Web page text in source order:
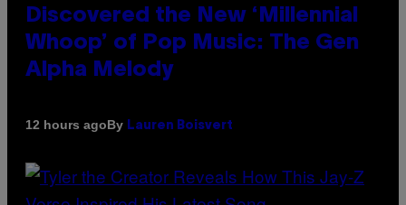
Discovered the New ‘Millennial
Whoop’ of Pop Music: The Gen
Alpha Melody
12 hours agoBy Lauren Boisvert